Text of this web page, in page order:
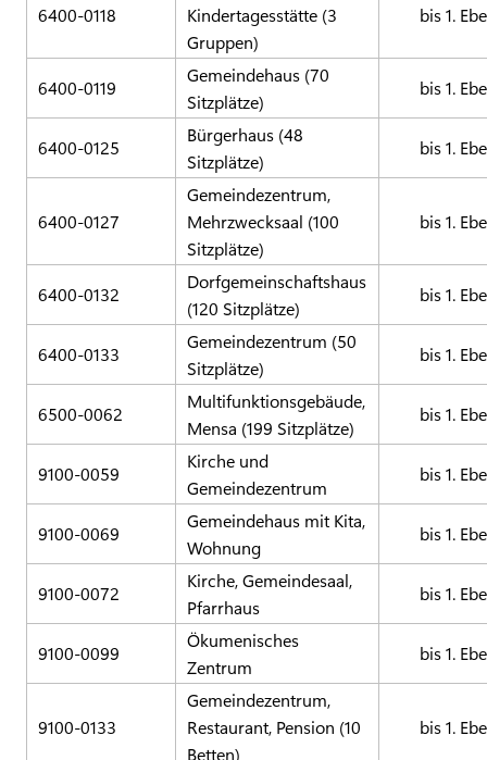
6400-0118
Kindertagesstätte (3
Gruppen)
bis 1.
6400-0119
Gemeindehaus (70
Sitzplätze)
bis 1.
6400-0125
Bürgerhaus (48
Sitzplätze)
bis 1.
6400-0127
Gemeindezentrum,
Mehrzwecksaal (100
Sitzplätze)
bis 1.
6400-0132
Dorfgemeinschaftshaus
(120 Sitzplätze)
bis 1.
6400-0133
Gemeindezentrum (50
Sitzplätze)
bis 1.
6500-0062
Multifunktionsgebäude,
Mensa (199 Sitzplätze)
bis 1.
9100-0059
Kirche und
Gemeindezentrum
bis 1.
9100-0069
Gemeindehaus mit Kita,
Wohnung
bis 1.
9100-0072
Kirche, Gemeindesaal,
Pfarrhaus
bis 1.
9100-0099
Ökumenisches
Zentrum
bis 1.
9100-0133
Gemeindezentrum,
Restaurant, Pension (10
Betten)
bis 1.